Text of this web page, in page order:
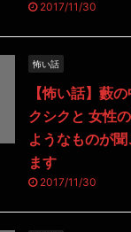
2017/11/30
怖い話
【怖い話】藪
クシクと 女性
ようなものが
ます
2017/11/30